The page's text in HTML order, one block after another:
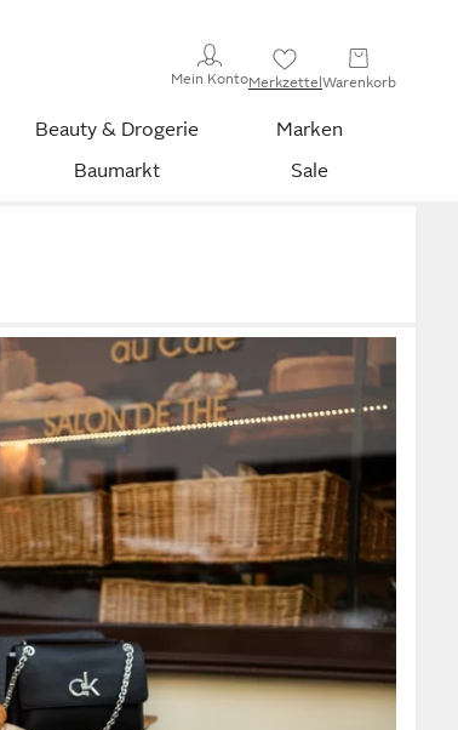
Mein KontoMerkzettelWarenkorb
Beauty & Drogerie
Marken
Baumarkt Sale